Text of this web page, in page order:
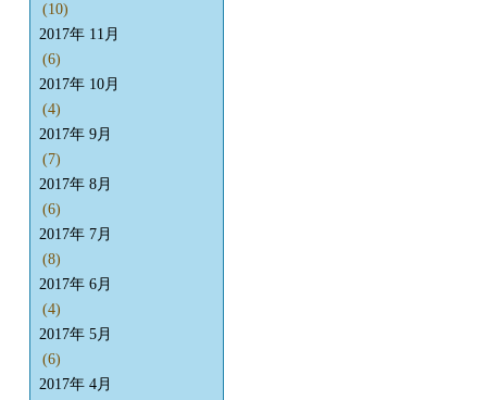
(10)
2017年 11月
(6)
2017年 10月
(4)
2017年 9月
(7)
2017年 8月
(6)
2017年 7月
(8)
2017年 6月
(4)
2017年 5月
(6)
2017年 4月